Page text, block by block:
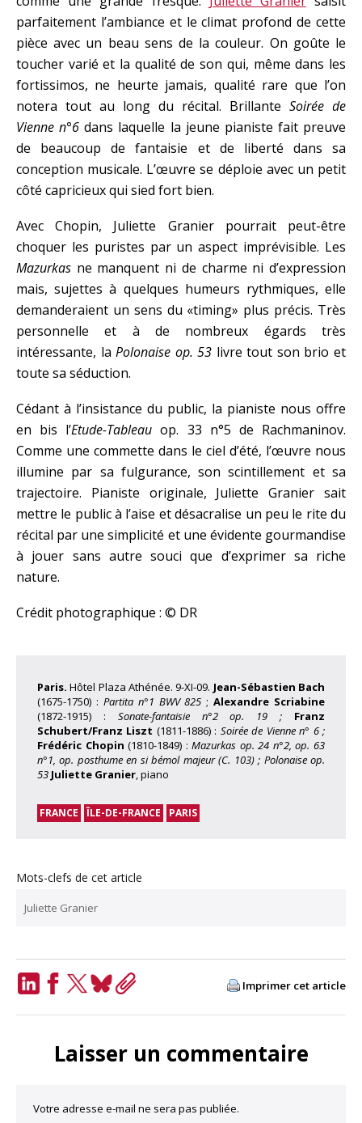
parfaitement l’ambiance et le climat profond de cette
pièce avec un beau sens de la couleur. On goûte le
toucher varié et la qualité de son qui, même dans les
fortissimos, ne heurte jamais, qualité rare que l’on
notera tout au long du récital. Brillante Soirée de
Vienne n°6 dans laquelle la jeune pianiste fait preuve
de beaucoup de fantaisie et de liberté dans sa
conception musicale. L’œuvre se déploie avec un petit
côté capricieux qui sied fort bien.
Avec Chopin, Juliette Granier pourrait peut-être
choquer les puristes par un aspect imprévisible. Les
Mazurkas ne manquent ni de charme ni d’expression
mais, sujettes à quelques humeurs rythmiques, elle
demanderaient un sens du «timing» plus précis. Très
personnelle et à de nombreux égards très
intéressante, laPolonaise op. 53 livre tout son brio et
toute sa séduction.
Cédant à l’insistance du public, la pianiste nous offre
en bis l’Etude-Tableau op. 33 n°5 de Rachmaninov.
Comme une commette dans le ciel d’été, l’œuvre nous
illumine par sa fulgurance, son scintillement et sa
trajectoire. Pianiste originale, Juliette Granier sait
mettre le public à l’aise et désacralise un peu le rite du
récital par une simplicité et une évidente gourmandise
à jouer sans autre souci que d’exprimer sa riche
nature.
Crédit photographique : © DR
Paris.Hôtel Plaza Athénée. 9-XI-09. Jean-Sébastien Bach
(1675-1750) : Partita n°1 BWV 825 ;Alexandre Scriabine
(1872-1915) : Sonate-fantaisie n°2 op. 19 ; Franz
Schubert/Franz Liszt (1811-1886) : Soirée de Vienne n° 6 ;
Frédéric Chopin (1810-1849) :Mazurkas op. 24 n°2, op. 63
n°1, op. posthume en si bémol majeur (C. 103) ; Polonaise op.
53 Juliette Granier, piano
FRANCE ÎLE-DE-FRANCE PARIS
Mots-clefs de cet article
Juliette Granier
Imprimer cet article
Laisser un commentaire
Votre adresse e-mail ne sera pas publiée.